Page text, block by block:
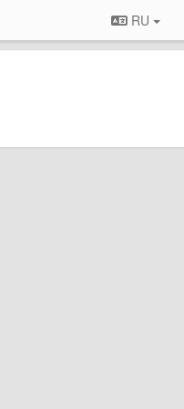
RU